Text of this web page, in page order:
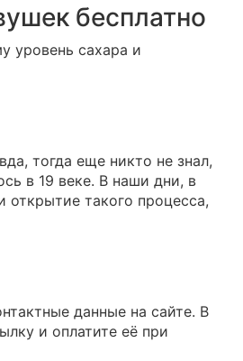
бесплатно
уровень сахара и
тогда еще никто не знал,
в 19 веке. В наши дни, в
открытие такого процесса,
данные на сайте. В
и оплатите её при